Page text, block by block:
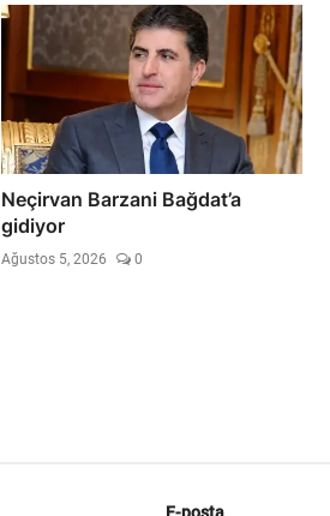
Neçirvan Barzani Bağdat’a
gidiyor
Ağustos 5, 2026 0